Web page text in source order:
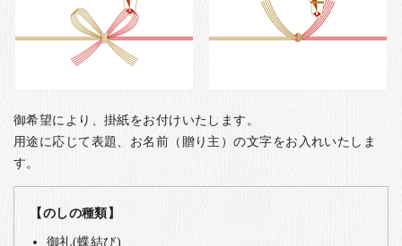
御希望により、掛紙をお付けいたします。
用途に応じて表題、お名前（贈り主）の文字をお入れいたしま
す。
【のしの種類】
御礼(蝶結び)